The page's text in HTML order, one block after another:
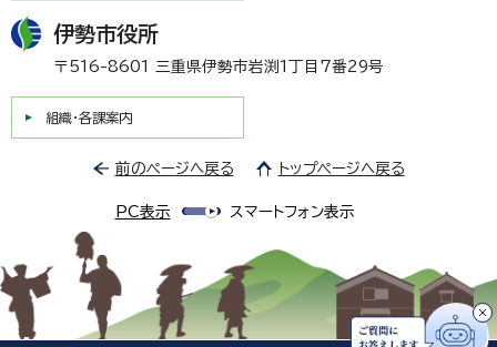
伊勢市役所
〒516-8601 三重県伊勢市岩渕1丁目7番29号
組織・各課案内
前のページへ戻る トップページへ戻る
PC表示 スマートフォン表示